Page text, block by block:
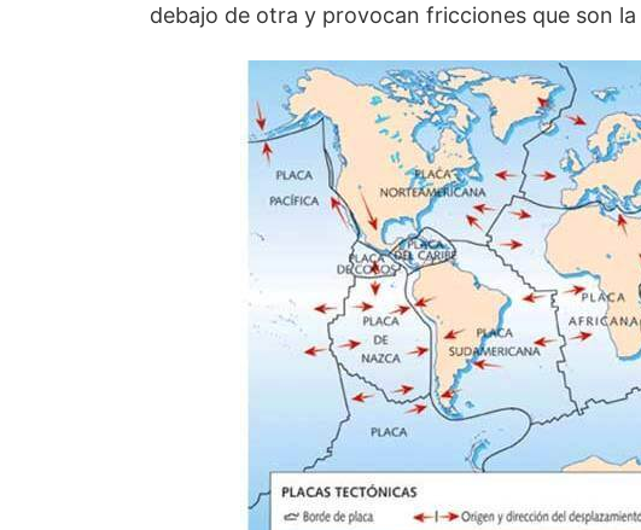
debajo de otra y provocan fricciones que son la